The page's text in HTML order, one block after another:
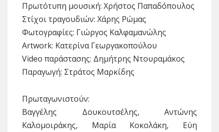
Πρωτότυπη μουσική: Χρήστος Παπαδόπουλος
Στίχοι τραγουδιών: Χάρης Ρώμας
Φωτογραφίες: Γιώργος Καλφαμανώλης
Artwork: Κατερίνα Γεωργακοπούλου
Video παράστασης: Δημήτρης Ντουραμάκος
Παραγωγή: Στράτος Μαρκίδης
Πρωταγωνιστούν:
Βαγγέλης Δουκουτσέλης, Αντώνης
Καλομοιράκης, Μαρία Κοκολάκη, Εύη